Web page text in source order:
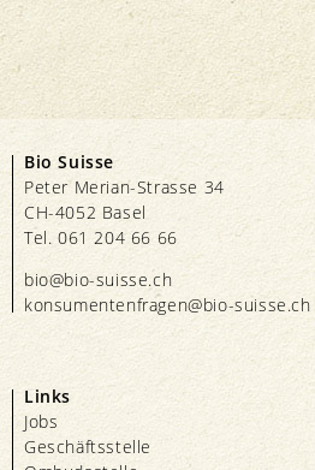
Bio Suisse
Peter Merian-Strasse 34
CH-4052 Basel
Tel. 061 204 66 66
bio@bio-suisse.ch
konsumentenfragen@bio-suisse.ch
Links
Jobs
Geschäftsstelle